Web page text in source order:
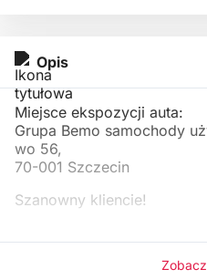
Opis
Miejsce ekspozycji auta:
Grupa Bemo samochody
wo 56,
70-001 Szczecin
Szanowny kliencie!